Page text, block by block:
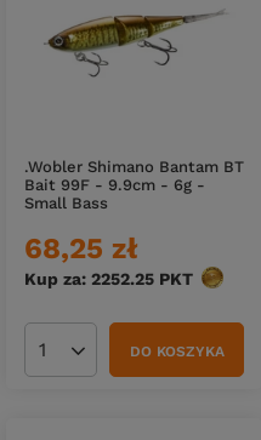
.Wobler Shimano Bantam BT
Bait 99F - 9.9cm - 6g -
Small Bass
68,25 zł
Kup za: 2252.25 PKT punktów
Ilość produktówDO KOSZYKA